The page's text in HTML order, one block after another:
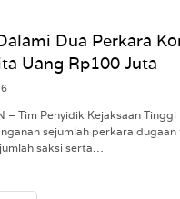
Dua Perkara
Uang Rp100 Juta
– Tim Penyidik Kejaksaan
sejumlah perkara
saksi serta…